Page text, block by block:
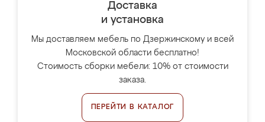
Доставка
и установка
Мы доставляем мебель по Дзержинскому и всей
Московской области бесплатно!
Стоимость сборки мебели: 10% от стоимости
заказа.
ПЕРЕЙТИ В КАТАЛОГ